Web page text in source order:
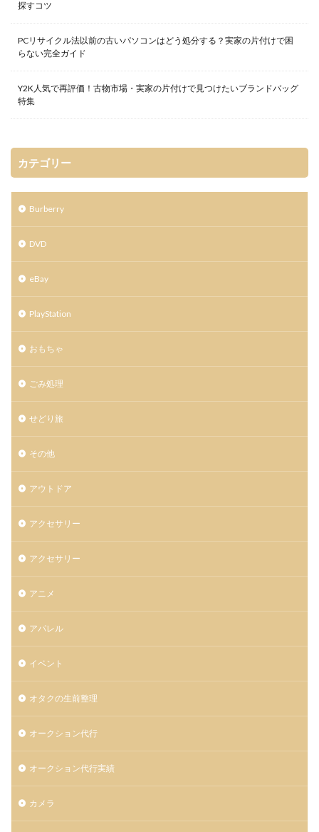
探すコツ
PCリサイクル法以前の古いパソコンはどう処分する？実家の片付けで困
らない完全ガイド
Y2K人気で再評価！古物市場・実家の片付けで見つけたいブランドバッグ
特集
カテゴリー
Burberry
DVD
eBay
PlayStation
おもちゃ
ごみ処理
せどり旅
その他
アウトドア
アクセサリー
アクセサリー
アニメ
アパレル
イベント
オタクの生前整理
オークション代行
オークション代行実績
カメラ